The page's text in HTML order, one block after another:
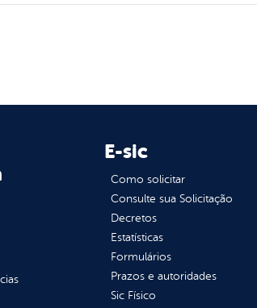
E-sic
Como solicitar
Consulte sua Solicitação
Decretos
Estatísticas
Formulários
Prazos e autoridades
Sic Físico